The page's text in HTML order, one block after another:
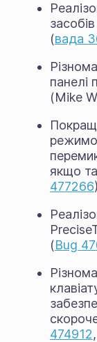
(вада
панелі
(Mike
якщо
477266)
(Bug
474912,